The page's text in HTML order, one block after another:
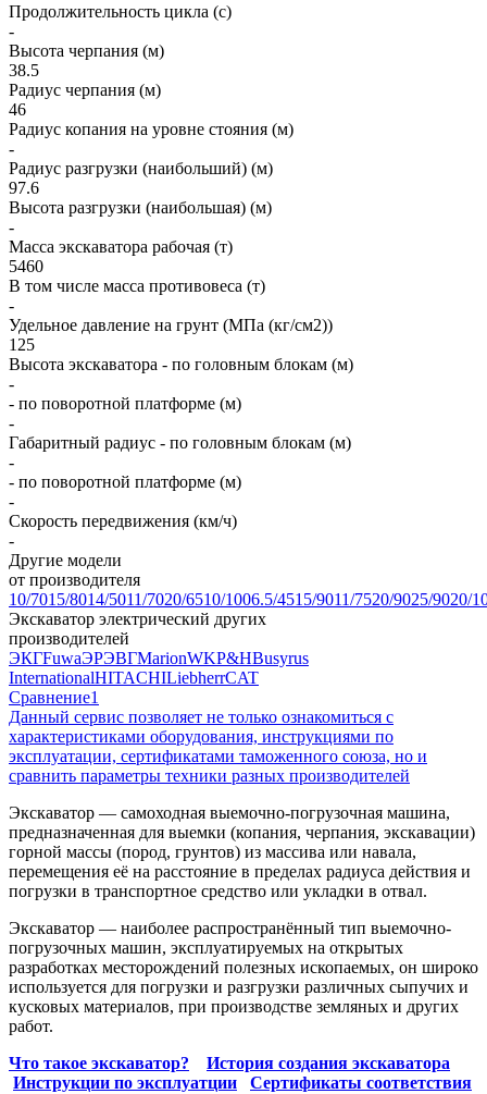
Продолжительность цикла (с)
-
Высота черпания (м)
38.5
Радиус черпания (м)
46
Радиус копания на уровне стояния (м)
-
Радиус разгрузки (наибольший) (м)
97.6
Высота разгрузки (наибольшая) (м)
-
Масса экскаватора рабочая (т)
5460
В том числе масса противовеса (т)
-
Удельное давление на грунт (МПа (кг/см2))
125
Высота экскаватора - по головным блокам (м)
-
- по поворотной платформе (м)
-
Габаритный радиус - по головным блокам (м)
-
- по поворотной платформе (м)
-
Скорость передвижения (км/ч)
-
Другие модели
от производителя
10/7015/8014/5011/7020/6510/1006.5/4515/9011/7520/9025/9020/
Экскаватор электрический других
производителей
ЭКГFuwaЭРЭВГMarionWKP&HBusyrus
InternationalHITACHILiebherrCAT
Сравнение1
Данный сервис позволяет не только ознакомиться с
характеристиками оборудования, инструкциями по
эксплуатации, сертификатами таможенного союза, но и
сравнить параметры техники разных производителей
Экскаватор — самоходная выемочно-погрузочная машина,
предназначенная для выемки (копания, черпания, экскавации)
горной массы (пород, грунтов) из массива или навала,
перемещения её на расстояние в пределах радиуса действия и
погрузки в транспортное средство или укладки в отвал.
Экскаватор — наиболее распространённый тип выемочно-
погрузочных машин, эксплуатируемых на открытых
разработках месторождений полезных ископаемых, он широко
используется для погрузки и разгрузки различных сыпучих и
кусковых материалов, при производстве земляных и других
работ.
Что такое экскаватор?
История создания экскаватора
Инструкции по эксплуатции
Сертификаты соответствия